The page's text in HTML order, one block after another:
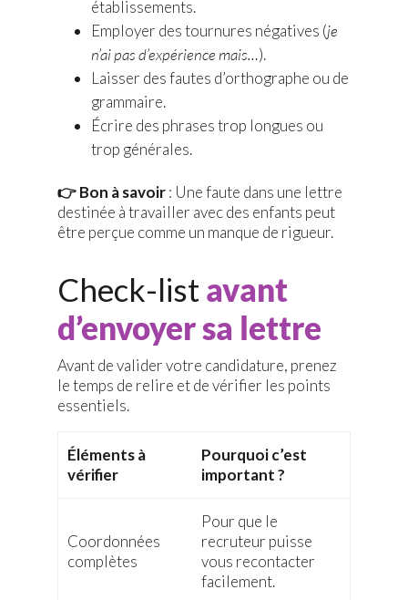
établissements.
Employer des tournures négatives (je
n’ai pas d’expérience mais…).
Laisser des fautes d’orthographe ou de
grammaire.
Écrire des phrases trop longues ou
trop générales.
👉 Bon à savoir: Une faute dans une lettre
destinée à travailler avec des enfants peut
être perçue comme un manque de rigueur.
Check-list avant
d’envoyer sa lettre
Avant de valider votre candidature, prenez
le temps de relire et de vérifier les points
essentiels.
Éléments à
vérifier
Pourquoi c’est
important ?
Coordonnées
complètes
Pour que le
recruteur puisse
vous recontacter
facilement.